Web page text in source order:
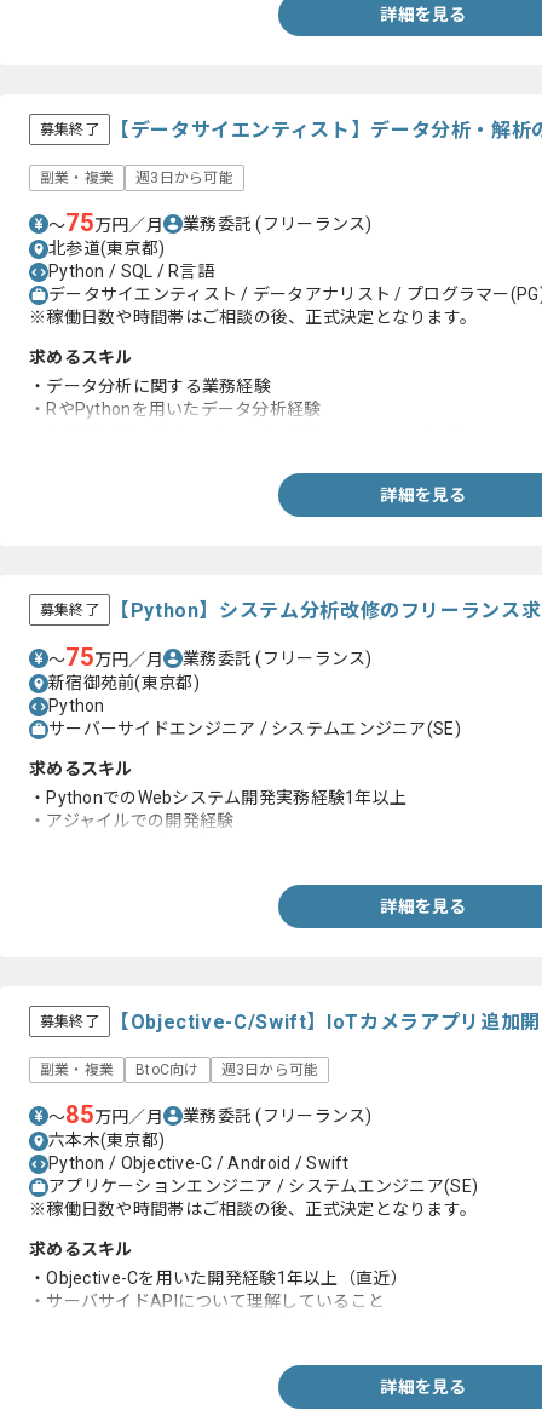
詳細を見る
募集終了 【データサイエンティスト】データ分析・解
副業・複業 週3日から可能
〜75万円／月 業務委託(フリーランス)
北参道(東京都)
Python / SQL / R言語
データサイエンティスト / データアナリスト / プログラマー
※稼働日数や時間帯はご相談の後、正式決定となります。
求めるスキル
・データ分析に関する業務経験
・RやPythonを用いたデータ分析経験
詳細を見る
募集終了 【Python】システム分析改修のフリーランス
〜75万円／月 業務委託(フリーランス)
新宿御苑前(東京都)
Python
サーバーサイドエンジニア / システムエンジニア(SE)
求めるスキル
・PythonでのWebシステム開発実務経験1年以上
・アジャイルでの開発経験
詳細を見る
募集終了 【Objective-C/Swift】IoTカメラアプリ追加
副業・複業 BtoC向け 週3日から可能
〜85万円／月 業務委託(フリーランス)
六本木(東京都)
Python / Objective-C / Android / Swift
アプリケーションエンジニア / システムエンジニア(SE)
※稼働日数や時間帯はご相談の後、正式決定となります。
求めるスキル
・Objective-Cを用いた開発経験1年以上（直近）
・サーバサイドAPIについて理解していること
詳細を見る